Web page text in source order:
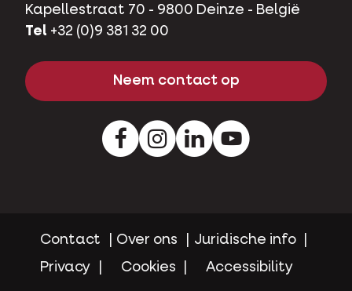
Kapellestraat 70 - 9800 Deinze - België
Tel +32 (0)9 381 32 00
Neem contact op
FacebookInstagram
LinkedInYoutube
Contact Over ons
Juridische info
Privacy
Cookies Accessibility